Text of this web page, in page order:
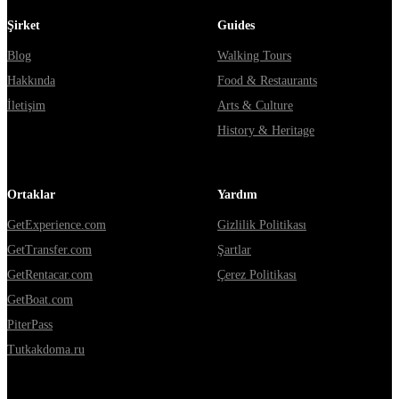
Şirket
Blog
Hakkında
İletişim
Guides
Walking Tours
Food & Restaurants
Arts & Culture
History & Heritage
Ortaklar
GetExperience.com
GetTransfer.com
GetRentacar.com
GetBoat.com
PiterPass
Tutkakdoma.ru
Yardım
Gizlilik Politikası
Şartlar
Çerez Politikası